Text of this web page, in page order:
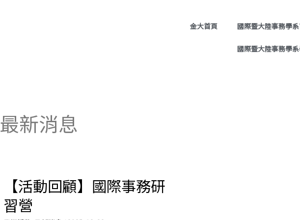
金大首頁 國際暨大陸事務學
國際暨大陸事務學
最新消息
【活動回顧】國際事務研
習營
【活
回
顧】